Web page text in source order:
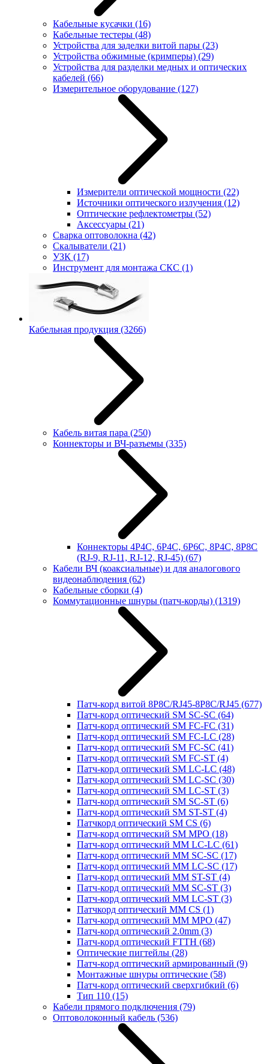
Кабельные кусачки (16)
Кабельные тестеры (48)
Устройства для заделки витой пары (23)
Устройства обжимные (кримперы) (29)
Устройства для разделки медных и оптических
кабелей (66)
Измерительное оборудование (127)
Измерители оптической мощности (22)
Источники оптического излучения (12)
Оптические рефлектометры (52)
Аксессуары (21)
Сварка оптоволокна (42)
Скалыватели (21)
УЗК (17)
Инструмент для монтажа СКС (1)
Кабельная продукция (3266)
Кабель витая пара (250)
Коннекторы и ВЧ-разъемы (335)
Коннекторы 4P4C, 6P4C, 6P6C, 8P4C, 8P8C
(RJ-9, RJ-11, RJ-12, RJ-45) (67)
Кабели ВЧ (коаксиальные) и для аналогового
видеонаблюдения (62)
Кабельные сборки (4)
Коммутационные шнуры (патч-корды) (1319)
Патч-корд витой 8P8C/RJ45-8P8C/RJ45 (677)
Патч-корд оптический SM SC-SC (64)
Патч-корд оптический SM FC-FC (31)
Патч-корд оптический SM FC-LC (28)
Патч-корд оптический SM FC-SC (41)
Патч-корд оптический SM FC-ST (4)
Патч-корд оптический SM LC-LC (48)
Патч-корд оптический SM LC-SC (30)
Патч-корд оптический SM LC-ST (3)
Патч-корд оптический SM SC-ST (6)
Патч-корд оптический SM ST-ST (4)
Патчкорд оптический SM CS (6)
Патч-корд оптический SM MPO (18)
Патч-корд оптический MM LC-LC (61)
Патч-корд оптический MM SC-SC (17)
Патч-корд оптический MM LC-SC (17)
Патч-корд оптический MM ST-ST (4)
Патч-корд оптический MM SC-ST (3)
Патч-корд оптический MM LC-ST (3)
Патчкорд оптический MM CS (1)
Патч-корд оптический MM MPO (47)
Патч-корд оптический 2.0mm (3)
Патч-корд оптический FTTH (68)
Оптические пигтейлы (28)
Патч-корд оптический армированный (9)
Монтажные шнуры оптические (58)
Патч-корд оптический сверхгибкий (6)
Тип 110 (15)
Кабели прямого подключения (79)
Оптоволоконный кабель (536)